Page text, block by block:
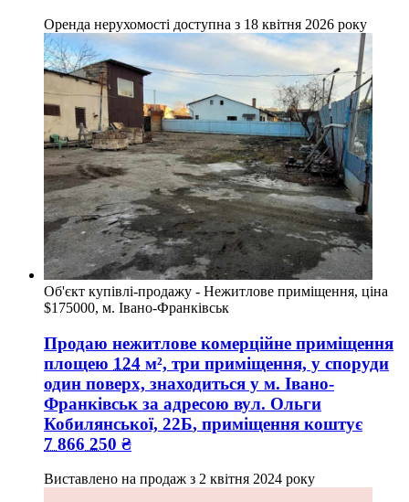
Оренда нерухомості доступна з 18 квітня 2026 року
Об'єкт купівлі-продажу - Нежитлове приміщення, ціна
$175000, м. Івано-Франківськ
Продаю нежитлове комерційне приміщення
площею 124 м², три приміщення, у споруди
один поверх, знаходиться у м. Івано-
Франківськ за адресою вул. Ольги
Кобилянської, 22Б, приміщення коштує
7 866 250 ₴
Виставлено на продаж з 2 квітня 2024 року